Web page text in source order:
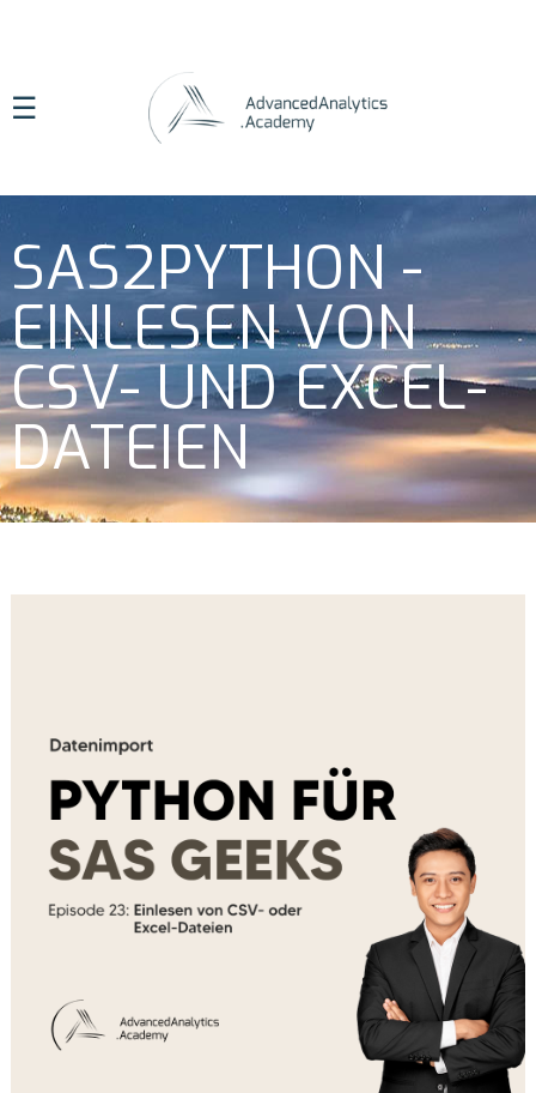
☰
SAS2PYTHON -
EINLESEN VON
CSV- UND EXCEL-
DATEIEN